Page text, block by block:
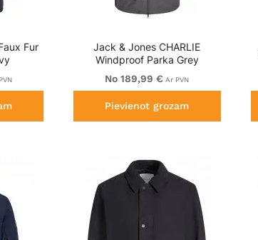
Fur
Jack & Jones CHARLIE
Windproof Parka Grey
No 189,99 € Ar PVN
Pievienot grozam